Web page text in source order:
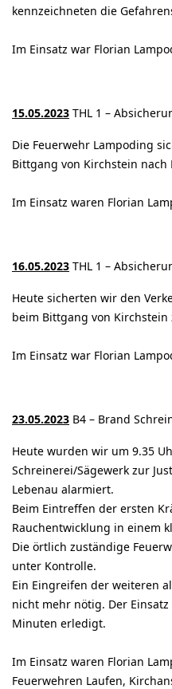
kennzeichneten die
Im Einsatz war Florian
15.05.2023 THL 1 –
Die Feuerwehr Lampoding
Bittgang von Kirchstein nach
Im Einsatz waren Florian
16.05.2023 THL 1 –
Heute sicherten wir den
beim Bittgang von Kirchstein
Im Einsatz war Florian
23.05.2023 B4 – Brand
Heute wurden wir um 9.35
Schreinerei/Sägewerk zur
Lebenau alarmiert.
Beim Eintreffen der ersten
Rauchentwicklung in einem
Die örtlich zuständige
unter Kontrolle.
Ein Eingreifen der weiteren
nicht mehr nötig. Der
Minuten erledigt.
Im Einsatz waren Florian
Feuerwehren Laufen,